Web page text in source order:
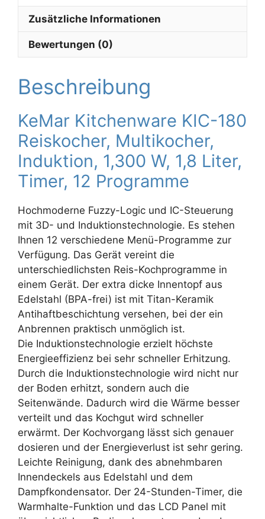
Zusätzliche Informationen
Bewertungen (0)
Beschreibung
KeMar Kitchenware KIC-180
Reiskocher, Multikocher,
Induktion, 1,300 W, 1,8 Liter,
Timer, 12 Programme
Hochmoderne Fuzzy-Logic und IC-Steuerung
mit 3D- und Induktionstechnologie. Es stehen
Ihnen 12 verschiedene Menü-Programme zur
Verfügung. Das Gerät vereint die
unterschiedlichsten Reis-Kochprogramme in
einem Gerät. Der extra dicke Innentopf aus
Edelstahl (BPA-frei) ist mit Titan-Keramik
Antihaftbeschichtung versehen, bei der ein
Anbrennen praktisch unmöglich ist.
Die Induktionstechnologie erzielt höchste
Energieeffizienz bei sehr schneller Erhitzung.
Durch die Induktionstechnologie wird nicht nur
der Boden erhitzt, sondern auch die
Seitenwände. Dadurch wird die Wärme besser
verteilt und das Kochgut wird schneller
erwärmt. Der Kochvorgang lässt sich genauer
dosieren und der Energieverlust ist sehr gering.
Leichte Reinigung, dank des abnehmbaren
Innendeckels aus Edelstahl und dem
Dampfkondensator. Der 24-Stunden-Timer, die
Warmhalte-Funktion und das LCD Panel mit